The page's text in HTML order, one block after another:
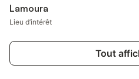
Lamoura
Lieu d’intérêt
Tout